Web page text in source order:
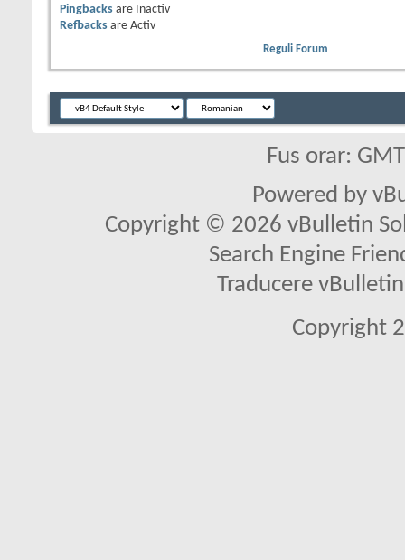
Pingbacks are
Inactiv
Refbacks are Activ
Reguli Forum
Fus orar:
Powered by
Copyright © 2026 vBulletin
Search Engine
Traducere
Copyright